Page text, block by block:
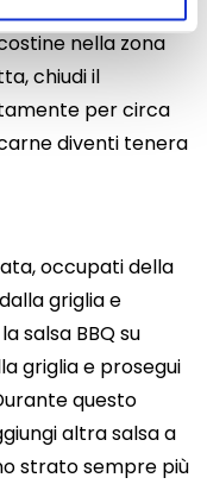
nella zona
chiudi il
per circa
diventi tenera
occupati della
griglia e
salsa BBQ su
griglia e prosegui
questo
altra salsa a
strato sempre più